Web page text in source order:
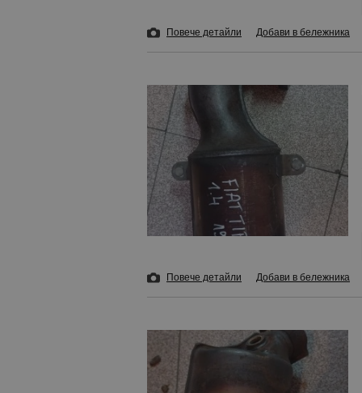
Повече детайли Добави в бележника
Повече детайли Добави в бележника